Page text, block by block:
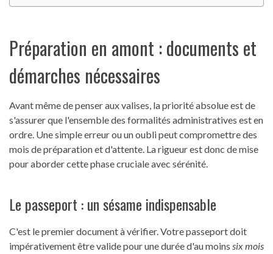
Préparation en amont : documents et
démarches nécessaires
Avant même de penser aux valises, la priorité absolue est de
s'assurer que l'ensemble des formalités administratives est en
ordre. Une simple erreur ou un oubli peut compromettre des
mois de préparation et d'attente. La rigueur est donc de mise
pour aborder cette phase cruciale avec sérénité.
Le passeport : un sésame indispensable
C'est le premier document à vérifier. Votre passeport doit
impérativement être valide pour une durée d'au moins six mois